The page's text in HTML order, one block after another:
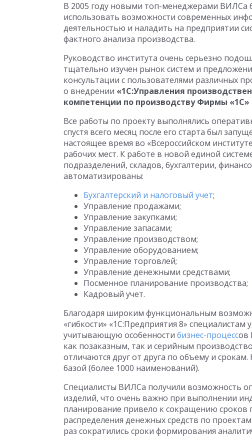
В 2005 году новыми топ-менеджерами ВИЛСа
использовать возможности современных
деятельностью и наладить на предприятии
фактного анализа производства.
Руководство института очень серьезно
тщательно изучен рынок систем и
консультации с пользователями различных
о внедрении «1С:Управления
компетенции по производству Фирмы «1С»
Все работы по проекту выполнялись
спустя всего месяц после его старта был
настоящее время во «Всероссийском
рабочих мест. К работе в новой единой
подразделений, складов, бухгалтерии,
автоматизированы:
Бухгалтерский и налоговый учет;
Управление продажами;
Управление закупками;
Управление запасами;
Управление производством;
Управление оборудованием;
Управление торговлей;
Управление денежными средствами;
Посменное планирование производства;
Кадровый учет.
Благодаря широким функциональным
«гибкости» «1С:Предприятия 8»
учитывающую особенности бизнес-процессов
как позаказным, так и серийным
отличаются друг от друга по объему и
базой (более 1000 наименований).
Специалисты ВИЛСа получили возможность
изделий, что очень важно при выполнении
планирование привело к сокращению сроков
распределения денежных средств по
раз сократились сроки формирования